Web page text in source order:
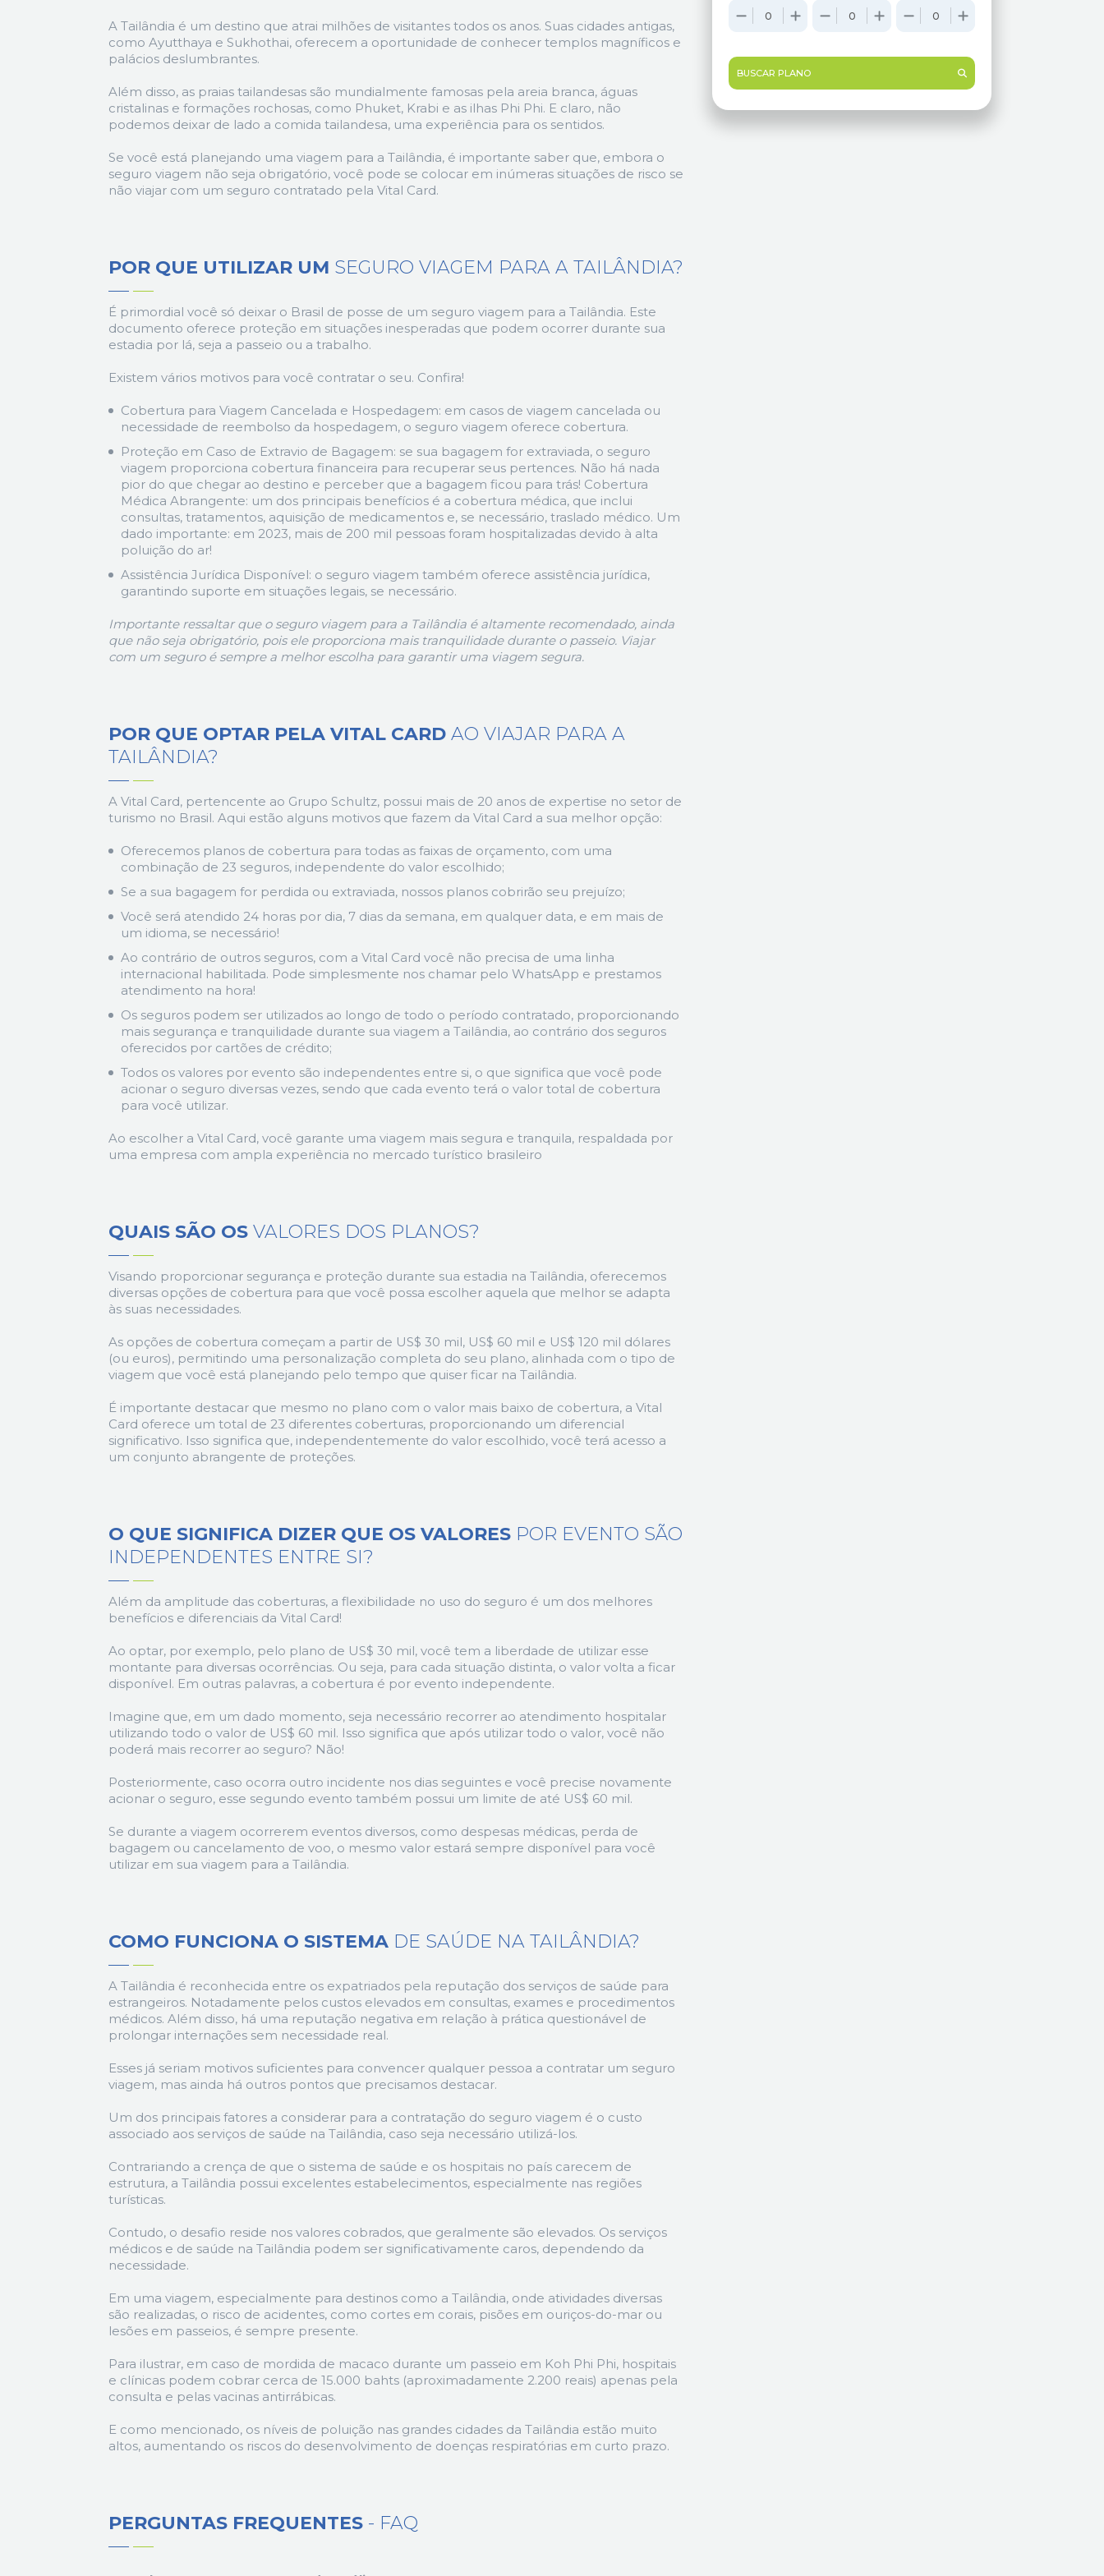
BUSCAR PLANO
A Tailândia é um destino que atrai milhões de visitantes todos os anos. Suas cidades antigas,
como Ayutthaya e Sukhothai, oferecem a oportunidade de conhecer templos magníficos e
palácios deslumbrantes.
Além disso, as praias tailandesas são mundialmente famosas pela areia branca, águas
cristalinas e formações rochosas, como Phuket, Krabi e as ilhas Phi Phi. E claro, não
podemos deixar de lado a comida tailandesa, uma experiência para os sentidos.
Se você está planejando uma viagem para a Tailândia, é importante saber que, embora o
seguro viagem não seja obrigatório, você pode se colocar em inúmeras situações de risco se
não viajar com um seguro contratado pela Vital Card.
POR QUE UTILIZAR UM SEGURO VIAGEM PARA A TAILÂNDIA?
É primordial você só deixar o Brasil de posse de um seguro viagem para a Tailândia. Este
documento oferece proteção em situações inesperadas que podem ocorrer durante sua
estadia por lá, seja a passeio ou a trabalho.
Existem vários motivos para você contratar o seu. Confira!
Cobertura para Viagem Cancelada e Hospedagem: em casos de viagem cancelada ou
necessidade de reembolso da hospedagem, o seguro viagem oferece cobertura.
Proteção em Caso de Extravio de Bagagem: se sua bagagem for extraviada, o seguro
viagem proporciona cobertura financeira para recuperar seus pertences. Não há nada
pior do que chegar ao destino e perceber que a bagagem ficou para trás! Cobertura
Médica Abrangente: um dos principais benefícios é a cobertura médica, que inclui
consultas, tratamentos, aquisição de medicamentos e, se necessário, traslado médico. Um
dado importante: em 2023, mais de 200 mil pessoas foram hospitalizadas devido à alta
poluição do ar!
Assistência Jurídica Disponível: o seguro viagem também oferece assistência jurídica,
garantindo suporte em situações legais, se necessário.
Importante ressaltar que o seguro viagem para a Tailândia é altamente recomendado, ainda
que não seja obrigatório, pois ele proporciona mais tranquilidade durante o passeio. Viajar
com um seguro é sempre a melhor escolha para garantir uma viagem segura.
POR QUE OPTAR PELA VITAL CARD AO VIAJAR PARA A
TAILÂNDIA?
A Vital Card, pertencente ao Grupo Schultz, possui mais de 20 anos de expertise no setor de
turismo no Brasil. Aqui estão alguns motivos que fazem da Vital Card a sua melhor opção:
Oferecemos planos de cobertura para todas as faixas de orçamento, com uma
combinação de 23 seguros, independente do valor escolhido;
Se a sua bagagem for perdida ou extraviada, nossos planos cobrirão seu prejuízo;
Você será atendido 24 horas por dia, 7 dias da semana, em qualquer data, e em mais de
um idioma, se necessário!
Ao contrário de outros seguros, com a Vital Card você não precisa de uma linha
internacional habilitada. Pode simplesmente nos chamar pelo WhatsApp e prestamos
atendimento na hora!
Os seguros podem ser utilizados ao longo de todo o período contratado, proporcionando
mais segurança e tranquilidade durante sua viagem a Tailândia, ao contrário dos seguros
oferecidos por cartões de crédito;
Todos os valores por evento são independentes entre si, o que significa que você pode
acionar o seguro diversas vezes, sendo que cada evento terá o valor total de cobertura
para você utilizar.
Ao escolher a Vital Card, você garante uma viagem mais segura e tranquila, respaldada por
uma empresa com ampla experiência no mercado turístico brasileiro
QUAIS SÃO OS VALORES DOS PLANOS?
Visando proporcionar segurança e proteção durante sua estadia na Tailândia, oferecemos
diversas opções de cobertura para que você possa escolher aquela que melhor se adapta
às suas necessidades.
As opções de cobertura começam a partir de US$ 30 mil, US$ 60 mil e US$ 120 mil dólares
(ou euros), permitindo uma personalização completa do seu plano, alinhada com o tipo de
viagem que você está planejando pelo tempo que quiser ficar na Tailândia.
É importante destacar que mesmo no plano com o valor mais baixo de cobertura, a Vital
Card oferece um total de 23 diferentes coberturas, proporcionando um diferencial
significativo. Isso significa que, independentemente do valor escolhido, você terá acesso a
um conjunto abrangente de proteções.
O QUE SIGNIFICA DIZER QUE OS VALORES POR EVENTO SÃO
INDEPENDENTES ENTRE SI?
Além da amplitude das coberturas, a flexibilidade no uso do seguro é um dos melhores
benefícios e diferenciais da Vital Card!
Ao optar, por exemplo, pelo plano de US$ 30 mil, você tem a liberdade de utilizar esse
montante para diversas ocorrências. Ou seja, para cada situação distinta, o valor volta a ficar
disponível. Em outras palavras, a cobertura é por evento independente.
Imagine que, em um dado momento, seja necessário recorrer ao atendimento hospitalar
utilizando todo o valor de US$ 60 mil. Isso significa que após utilizar todo o valor, você não
poderá mais recorrer ao seguro? Não!
Posteriormente, caso ocorra outro incidente nos dias seguintes e você precise novamente
acionar o seguro, esse segundo evento também possui um limite de até US$ 60 mil.
Se durante a viagem ocorrerem eventos diversos, como despesas médicas, perda de
bagagem ou cancelamento de voo, o mesmo valor estará sempre disponível para você
utilizar em sua viagem para a Tailândia.
COMO FUNCIONA O SISTEMA DE SAÚDE NA TAILÂNDIA?
A Tailândia é reconhecida entre os expatriados pela reputação dos serviços de saúde para
estrangeiros. Notadamente pelos custos elevados em consultas, exames e procedimentos
médicos. Além disso, há uma reputação negativa em relação à prática questionável de
prolongar internações sem necessidade real.
Esses já seriam motivos suficientes para convencer qualquer pessoa a contratar um seguro
viagem, mas ainda há outros pontos que precisamos destacar.
Um dos principais fatores a considerar para a contratação do seguro viagem é o custo
associado aos serviços de saúde na Tailândia, caso seja necessário utilizá-los.
Contrariando a crença de que o sistema de saúde e os hospitais no país carecem de
estrutura, a Tailândia possui excelentes estabelecimentos, especialmente nas regiões
turísticas.
Contudo, o desafio reside nos valores cobrados, que geralmente são elevados. Os serviços
médicos e de saúde na Tailândia podem ser significativamente caros, dependendo da
necessidade.
Em uma viagem, especialmente para destinos como a Tailândia, onde atividades diversas
são realizadas, o risco de acidentes, como cortes em corais, pisões em ouriços-do-mar ou
lesões em passeios, é sempre presente.
Para ilustrar, em caso de mordida de macaco durante um passeio em Koh Phi Phi, hospitais
e clínicas podem cobrar cerca de 15.000 bahts (aproximadamente 2.200 reais) apenas pela
consulta e pelas vacinas antirrábicas.
E como mencionado, os níveis de poluição nas grandes cidades da Tailândia estão muito
altos, aumentando os riscos do desenvolvimento de doenças respiratórias em curto prazo.
PERGUNTAS FREQUENTES - FAQ